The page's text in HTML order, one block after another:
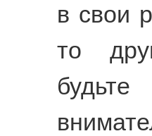
в свои
то